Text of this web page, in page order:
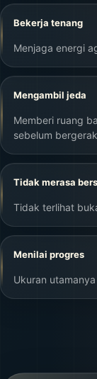
Bekerja tenang
Menjaga energi
Mengambil jeda
Memberi ruang
sebelum
Tidak merasa
Tidak terlihat
Menilai progres
Ukuran